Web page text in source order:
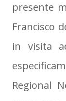
presente
Francisco
in visita
Regional